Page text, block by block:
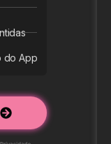
do App